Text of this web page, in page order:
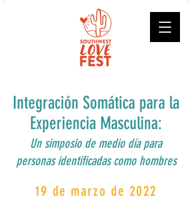
Integración Somática para la
Experiencia Masculina:
Un simposio de medio día para
personas identificadas como hombres
19 de marzo de 2022